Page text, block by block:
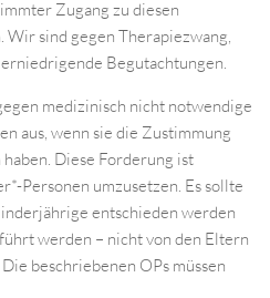
Zugang zu diesen
sind gegen Therapiezwang,
erniedrigende Begutachtungen.
medizinisch nicht notwendige
aus, wenn sie die Zustimmung
Diese Forderung ist
Personen umzusetzen. Es sollte
entschieden werden
werden – nicht von den Eltern
beschriebenen OPs müssen